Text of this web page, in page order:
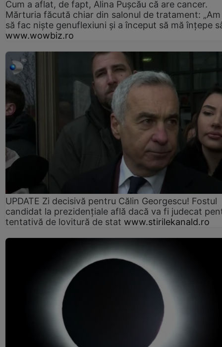
Cum a aflat, de fapt, Alina Pușcău că are cancer.
Mărturia făcută chiar din salonul de tratament:
să fac niște genuflexiuni și a început să mă înțepe
www.wowbiz.ro
UPDATE Zi decisivă pentru Călin Georgescu! Fostul
candidat la prezidențiale află dacă va fi judecat
tentativă de lovitură de stat www.stirilekanald.ro